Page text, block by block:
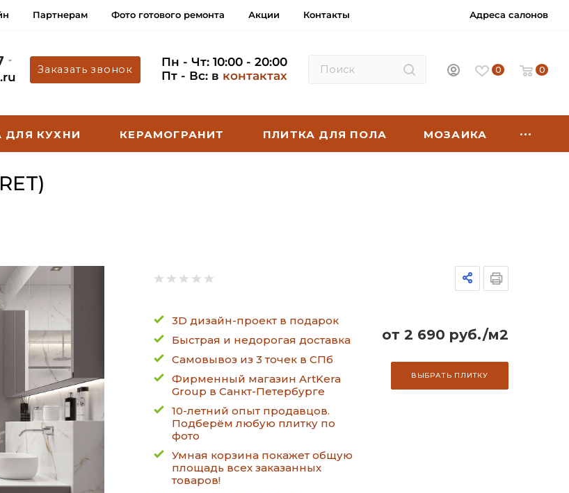
Партнерам Фото готового ремонта Акции Контакты Адреса салонов
Заказать звонок
Пн - Чт: 10:00 - 20:00
Пт - Вс: в контактах 0 0
ДЛЯ КУХНИ КЕРАМОГРАНИТ ПЛИТКА ДЛЯ ПОЛА МОЗАИКА
3D дизайн-проект в подарок
Быстрая и недорогая доставка
Самовывоз из 3 точек в СПб
Фирменный магазин ArtKera
Group в Санкт-Петербурге
10-летний опыт продавцов.
Подберём любую плитку по
фото
Умная корзина покажет общую
площадь всех заказанных
товаров!
от 2 690 руб./м2
ВЫБРАТЬ ПЛИТКУ